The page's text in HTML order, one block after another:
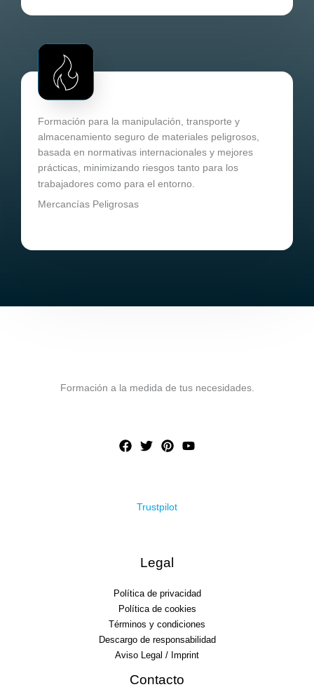
Formación para la manipulación, transporte y
almacenamiento seguro de materiales peligrosos,
basada en normativas internacionales y mejores
prácticas, minimizando riesgos tanto para los
trabajadores como para el entorno.
Mercancías Peligrosas​
Formación a la medida de tus necesidades.
Trustpilot
Legal
Política de privacidad
Política de cookies
Términos y condiciones
Descargo de responsabilidad
Aviso Legal / Imprint
Contacto